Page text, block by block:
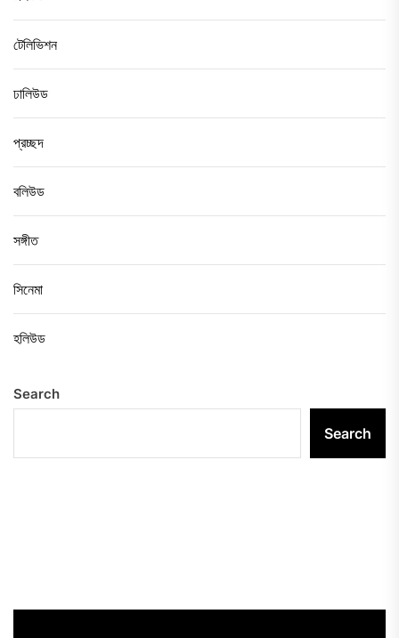
টেলিভিশন
ঢালিউড
প্রচ্ছদ
বলিউড
সঙ্গীত
সিনেমা
হলিউড
Search
Search